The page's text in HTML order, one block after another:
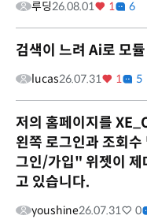
루딩26.08.01 1 6
검색이 느려 Ai로 모
lucas26.07.31 1 5
저의 홈페이지를
왼쪽 로그인과 조회
그인/가입" 위젯이 제
고 있습니다.
youshine26.07.31 0